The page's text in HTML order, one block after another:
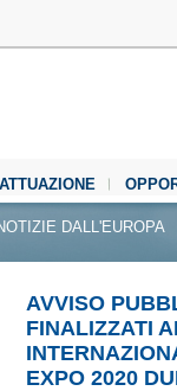
ATTUAZIONE
DALL'EUROPA
AVVISO
FINALIZZATI
EXPO 2020